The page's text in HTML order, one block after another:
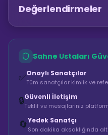
Değerlendirmeler
Sahne Ustaları
✅Onaylı Sanatçılar
Tüm sanatçılar kimlik ve
🔒Güvenli İletişim
Teklif ve mesajlarınız
🔄Yedek Sanatçı
Son dakika aksaklığında